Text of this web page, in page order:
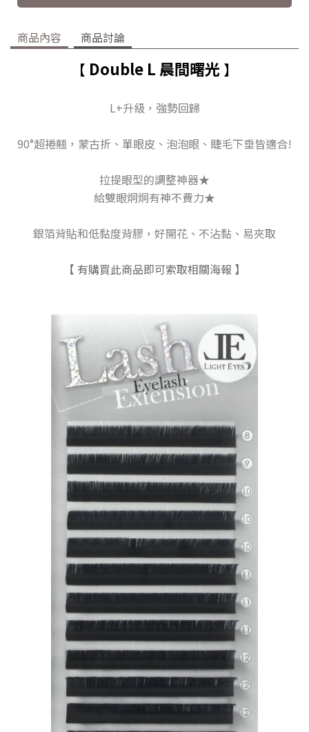
商品內容 商品討論
【 Double L 晨間曙光 】
L+升級，強勢回歸
90°超捲翹，蒙古折、單眼皮、泡泡眼、睫毛下垂皆適合!
拉提眼型的調整神器★
給雙眼炯炯有神不費力★
銀箔背貼和低黏度背膠，好開花、不沾黏、易夾取
【 有購買此商品即可索取相關海報 】